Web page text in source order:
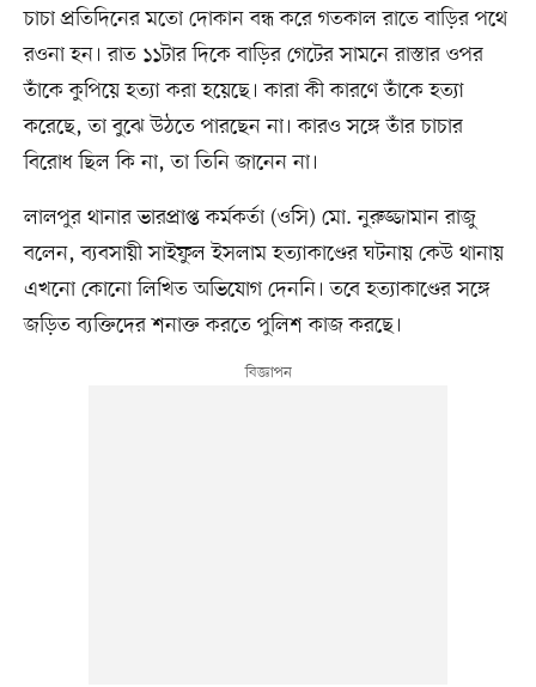
চাচা প্রতিদিনের মতো দোকান বন্ধ করে গতকাল রাতে বাড়ির পথে
রওনা হন। রাত ১১টার দিকে বাড়ির গেটের সামনে রাস্তার ওপর
তাঁকে কুপিয়ে হত্যা করা হয়েছে। কারা কী কারণে তাঁকে হত্যা
করেছে, তা বুঝে উঠতে পারছেন না। কারও সঙ্গে তাঁর চাচার
বিরোধ ছিল কি না, তা তিনি জানেন না।
লালপুর থানার ভারপ্রাপ্ত কর্মকর্তা (ওসি) মো. নুরুজ্জামান রাজু
বলেন, ব্যবসায়ী সাইফুল ইসলাম হত্যাকাণ্ডের ঘটনায় কেউ থানায়
এখনো কোনো লিখিত অভিযোগ দেননি। তবে হত্যাকাণ্ডের সঙ্গে
জড়িত ব্যক্তিদের শনাক্ত করতে পুলিশ কাজ করছে।